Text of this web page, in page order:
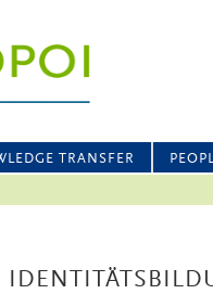
TRANSFER